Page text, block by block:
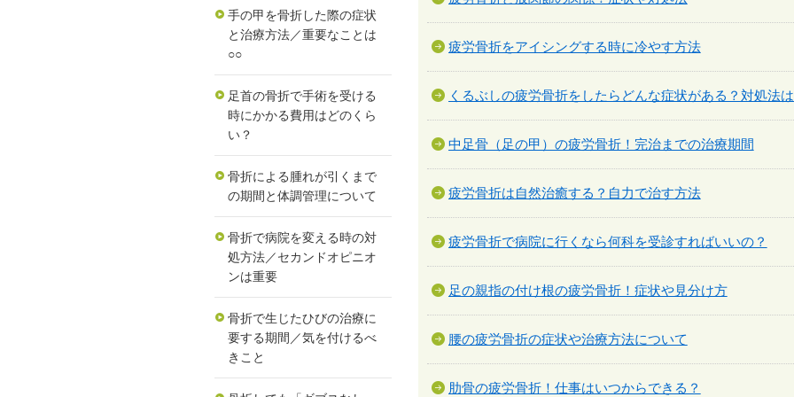
疲労骨折をアイシングする時に冷やす方法
くるぶしの疲労骨折をしたらどんな症状がある？対処法
中足骨（足の甲）の疲労骨折！完治までの治療期間
疲労骨折は自然治癒する？自力で治す方法
疲労骨折で病院に行くなら何科を受診すればいいの？
足の親指の付け根の疲労骨折！症状や見分け方
腰の疲労骨折の症状や治療方法について
肋骨の疲労骨折！仕事はいつからできる？
手の甲を骨折した際の症状
と治療方法／重要なことは
○○
足首の骨折で手術を受ける
時にかかる費用はどのくら
い？
骨折による腫れが引くまで
の期間と体調管理について
骨折で病院を変える時の対
処方法／セカンドオピニオ
ンは重要
骨折で生じたひびの治療に
要する期間／気を付けるべ
きこと